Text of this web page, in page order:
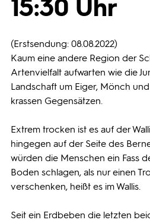
15:30 Uhr
(Erstsendung: 08.08.2022)
Kaum eine andere Region der
Artenvielfalt aufwarten wie die
Landschaft um Eiger, Mönch
krassen Gegensätzen.
Extrem trocken ist es auf der
hingegen auf der Seite des
würden die Menschen ein Fass
Boden schlagen, als nur einen
verschenken, heißt es im Wallis.
Seit ein Erdbeben die letzten